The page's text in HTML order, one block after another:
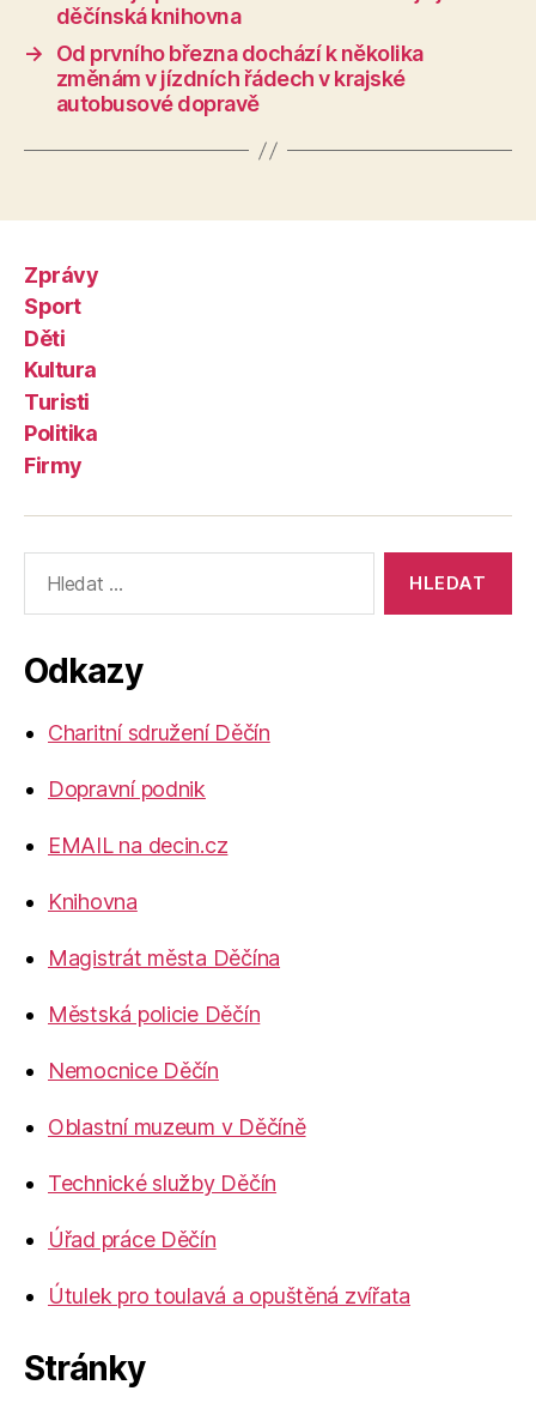
děčínská knihovna
→
Od prvního března dochází k několika
změnám v jízdních řádech v krajské
autobusové dopravě
Zprávy
Sport
Děti
Kultura
Turisti
Politika
Firmy
vyhledávání:
Odkazy
Charitní sdružení Děčín
Dopravní podnik
EMAIL na decin.cz
Knihovna
Magistrát města Děčína
Městská policie Děčín
Nemocnice Děčín
Oblastní muzeum v Děčíně
Technické služby Děčín
Úřad práce Děčín
Útulek pro toulavá a opuštěná zvířata
Stránky